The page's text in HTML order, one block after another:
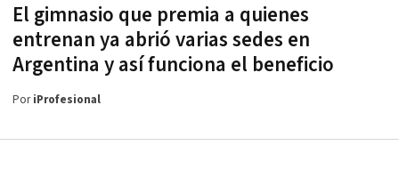
El gimnasio que premia a quienes
entrenan ya abrió varias sedes en
Argentina y así funciona el beneficio
PoriProfesional